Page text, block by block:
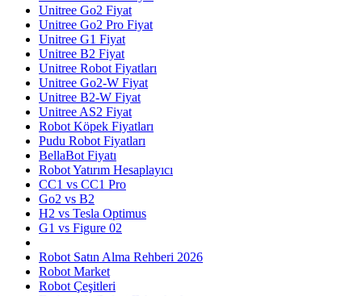
Unitree Go2 Fiyat
Unitree Go2 Pro Fiyat
Unitree G1 Fiyat
Unitree B2 Fiyat
Unitree Robot Fiyatları
Unitree Go2-W Fiyat
Unitree B2-W Fiyat
Unitree AS2 Fiyat
Robot Köpek Fiyatları
Pudu Robot Fiyatları
BellaBot Fiyatı
Robot Yatırım Hesaplayıcı
CC1 vs CC1 Pro
Go2 vs B2
H2 vs Tesla Optimus
G1 vs Figure 02
Robot Satın Alma Rehberi 2026
Robot Market
Robot Çeşitleri